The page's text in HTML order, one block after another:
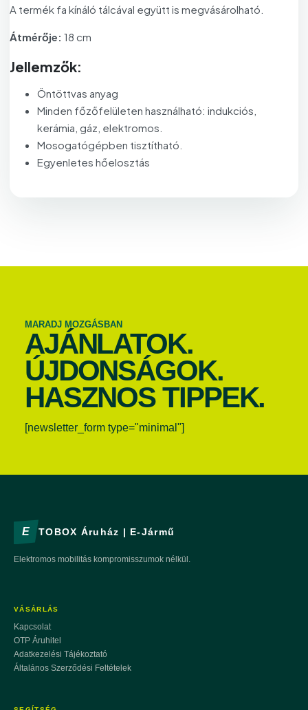
A termék fa kínáló tálcával együtt is megvásárolható.
Átmérője: 18 cm
Jellemzők:
Öntöttvas anyag
Minden főzőfelületen használható: indukciós,
kerámia, gáz, elektromos.
Mosogatógépben tisztítható.
Egyenletes hőelosztás
MARADJ MOZGÁSBAN
AJÁNLATOK.
ÚJDONSÁGOK.
HASZNOS TIPPEK.
[newsletter_form type="minimal"]
E TOBOX Áruház | E-Jármű
Elektromos mobilitás kompromisszumok nélkül.
VÁSÁRLÁS
Kapcsolat
OTP Áruhitel
Adatkezelési Tájékoztató
Általános Szerződési Feltételek